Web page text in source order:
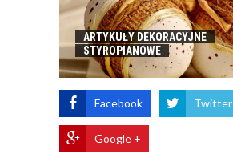
ARTYKUŁY DEKORACYJNE
STYROPIANOWE
Facebook Twitter
Google +